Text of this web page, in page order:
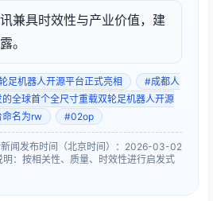
兼具时效性与产业价值，建
。
足机器人开源平台正式亮相
#成都人
全球首个全尺寸重载双轮足机器人开源
名为rw #02op
闻发布时间（北京时间）：2026-03-02
明：按相关性、质量、时效性进行启发式